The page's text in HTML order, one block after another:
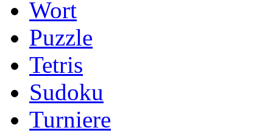
Wort
Puzzle
Tetris
Sudoku
Turniere